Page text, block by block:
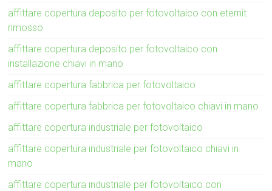
affittare copertura deposito per fotovoltaico con eternit
rimosso
affittare copertura deposito per fotovoltaico con
installazione chiavi in mano
affittare copertura fabbrica per fotovoltaico
affittare copertura fabbrica per fotovoltaico chiavi in mano
affittare copertura industriale per fotovoltaico
affittare copertura industriale per fotovoltaico chiavi in
mano
affittare copertura industriale per fotovoltaico con